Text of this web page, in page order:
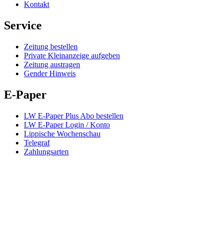
Kontakt
Service
Zeitung bestellen
Private Kleinanzeige aufgeben
Zeitung austragen
Gender Hinweis
E-Paper
LW E-Paper Plus Abo bestellen
LW E-Paper Login / Konto
Lippische Wochenschau
Telegraf
Zahlungsarten